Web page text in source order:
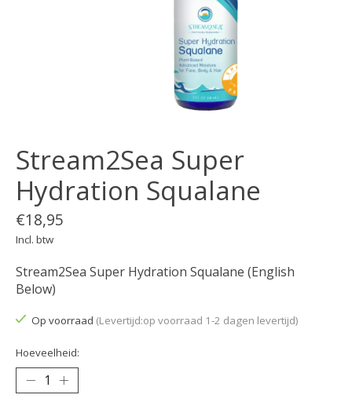
Stream2Sea Super
Hydration Squalane
€18,95
Incl. btw
Stream2Sea Super Hydration Squalane (English
Below)
Op voorraad (Levertijd:op voorraad 1-2 dagen levertijd)
Hoeveelheid: